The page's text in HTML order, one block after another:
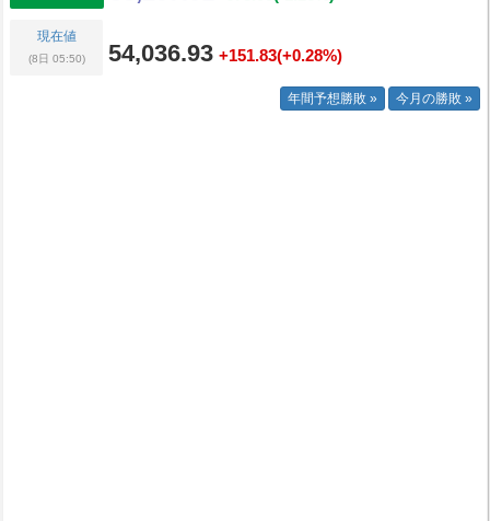
現在値
(8日 05:50) 54,036.93 +151.83(+0.28%)
年間予想勝敗 » 今月の勝敗 »